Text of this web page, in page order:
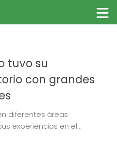
tuvo su
con grandes
diferentes áreas
experiencias en el...